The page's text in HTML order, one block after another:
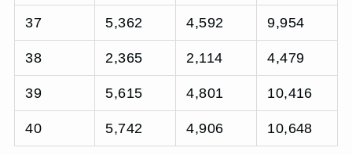
37 5,362 4,592 9,954
38 2,365 2,114 4,479
39 5,615 4,801 10,416
40 5,742 4,906 10,648